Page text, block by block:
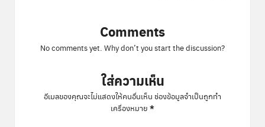
Comments
No comments yet. Why don’t you start the discussion?
ใส่ความเห็น
อีเมลของคุณจะไม่แสดงให้คนอื่นเห็น ช่องข้อมูลจำเป็นถูกทำ
เครื่องหมาย *